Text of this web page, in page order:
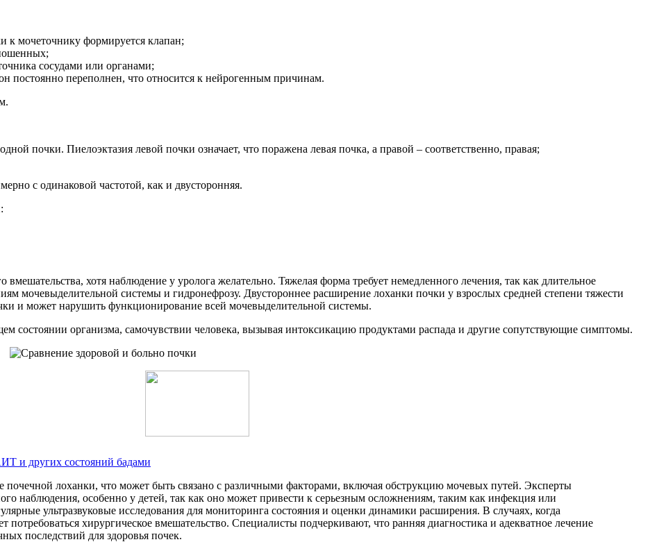
к мочеточнику формируется клапан;
сосудами или органами;
постоянно переполнен, что относится к нейрогенным причинам.
почки. Пиелоэктазия левой почки означает, что поражена левая почка, а правой – соответственно, правая;
с одинаковой частотой, как и двусторонняя.
хотя наблюдение у уролога желательно. Тяжелая форма требует немедленного лечения, так как длительное
мочевыделительной системы и гидронефрозу. Двустороннее расширение лоханки почки у взрослых средней степени тяжести
и может нарушить функционирование всей мочевыделительной системы.
состоянии организма, самочувствии человека, вызывая интоксикацию продуктами распада и другие сопутствующие симптомы.
и других состояний бадами
почечной лоханки, что может быть связано с различными факторами, включая обструкцию мочевых путей. Эксперты
наблюдения, особенно у детей, так как оно может привести к серьезным осложнениям, таким как инфекция или
ультразвуковые исследования для мониторинга состояния и оценки динамики расширения. В случаях, когда
потребоваться хирургическое вмешательство. Специалисты подчеркивают, что ранняя диагностика и адекватное лечение
последствий для здоровья почек.